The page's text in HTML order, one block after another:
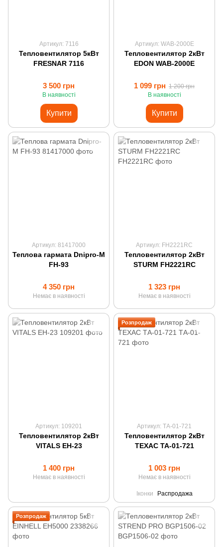
Артикул: 7116
Тепловентилятор 5кВт
FRESNAR 7116
3 500 грн
В наявності
Купити
Артикул: WAB-2000E
Тепловентилятор 2кВт
EDON WAB-2000E
1 099 грн 1 200 грн
В наявності
Купити
Артикул: 81417000
Теплова гармата Dnipro-M
FH-93
4 350 грн
Немає в наявності
Артикул: FH2221RC
Тепловентилятор 2кВт
STURM FH2221RC
1 323 грн
Немає в наявності
Артикул: 109201
Тепловентилятор 2кВт
VITALS EH-23
1 400 грн
Немає в наявності
Розпродаж
Артикул: ТА-01-721
Тепловентилятор 2кВт
ТЕХАС ТА-01-721
1 003 грн
Немає в наявності
Іконки Распродажа
Розпродаж